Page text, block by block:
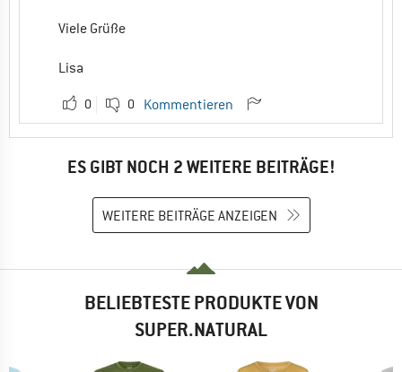
Viele Grüße
Lisa
0 0 Kommentieren
ES GIBT NOCH 2 WEITERE BEITRÄGE!
WEITERE BEITRÄGE ANZEIGEN
BELIEBTESTE PRODUKTE VON
SUPER.NATURAL